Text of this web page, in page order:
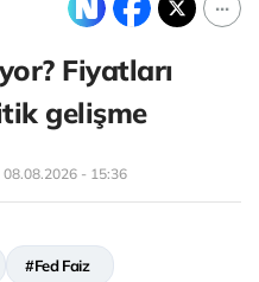
Fiyatları
gelişme
08.08.2026 - 15:36
#Fed Faiz